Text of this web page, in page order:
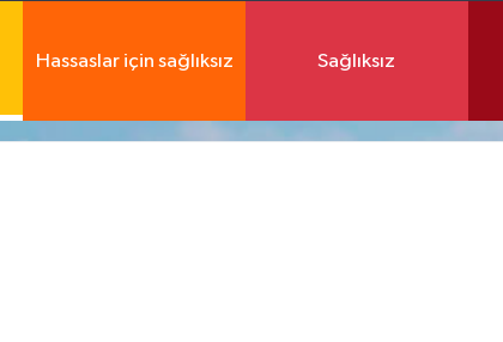
Hassaslar için sağlıksız Sağlıksız